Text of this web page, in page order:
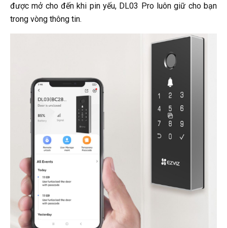
được mở cho đến khi pin yếu, DL03 Pro luôn giữ cho bạn
trong vòng thông tin.